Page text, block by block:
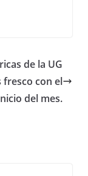
de la UG
fresco con el
del mes.